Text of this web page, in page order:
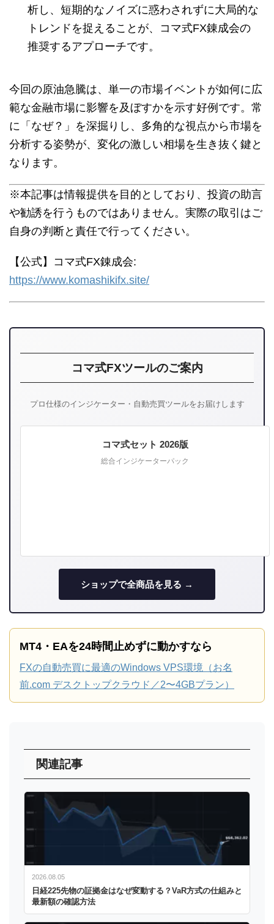
析し、短期的なノイズに惑わされずに大局的な
トレンドを捉えることが、コマ式FX錬成会の
推奨するアプローチです。
今回の原油急騰は、単一の市場イベントが如何に広
範な金融市場に影響を及ぼすかを示す好例です。常
に「なぜ？」を深掘りし、多角的な視点から市場を
分析する姿勢が、変化の激しい相場を生き抜く鍵と
なります。
※本記事は情報提供を目的としており、投資の助言
や勧誘を行うものではありません。実際の取引はご
自身の判断と責任で行ってください。
【公式】コマ式FX錬成会:
https://www.komashikifx.site/
コマ式FXツールのご案内
プロ仕様のインジケーター・自動売買ツールをお届けします
コマ式セット 2026版
総合インジケーターパック
ショップで全商品を見る →
MT4・EAを24時間止めずに動かすなら
FXの自動売買に最適のWindows VPS環境（お名
前.com デスクトップクラウド／2〜4GBプラン）
関連記事
2026.08.05
日経225先物の証拠金はなぜ変動する？VaR方式の仕組みと
最新額の確認方法